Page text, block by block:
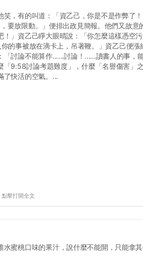
，有的叫道：「資乙己，你是不是作弊了！
要放限動。」便排出政見簡報。他們又故意
」資乙己睜大眼晴說：「你怎麼這樣憑空污
的事被放在滴卡上，吊著鞭。」資乙己便漲
討論不能算作......討論！......讀書人的事，
「9:58討論考題難度」，什麼「名譽傷害」之
了快活的空氣。...
點擊打開全文
水蜜桃口味的果汁，說什麼不能開，只能拿